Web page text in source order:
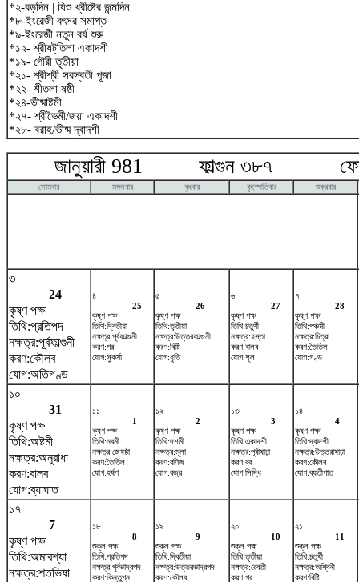
*২-বড়দিন | যিশু খ্রীষ্টের জন্মদিন
*৮-ইংরেজী বৎসর সমাপ্ত
*৯-ইংরেজী নতুন বর্ষ শুরু
*১২- শ্রীষট্‌তিলা একাদশী
*১৯- গৌরী তৃতীয়া
*২১- শ্রীশ্রী সরস্বতী পূজা
*২২- শীতলা ষষ্ঠী
*২৪-ভীষ্মাষ্টমী
*২৭- শ্রীভৈমী/জয়া একাদশী
*২৮- বরাহ/ভীষ্ম দ্বাদশী
জানুয়ারী 981 ফাল্গুন ৩৮৭
সোমবার মঙ্গলবার বুধবার বৃহস্পতিবার শুক্রবার
৩
24
কৃষ্ণ পক্ষ
তিথি:প্রতিপদ
নক্ষত্র:পূর্বফাল্গুনী
করণ:কৌলব
যোগ:অতিগণ্ড
৪
25
কৃষ্ণ পক্ষ
তিথি:দ্বিতীয়া
নক্ষত্র:পূর্বফাল্গুনী
করণ:গর
যোগ:সুকর্মা
৫
26
কৃষ্ণ পক্ষ
তিথি:তৃতীয়া
নক্ষত্র:উত্তরফাল্গুনী
করণ:বিষ্টি
যোগ:ধৃতি
৬
27
কৃষ্ণ পক্ষ
তিথি:চতুর্থী
নক্ষত্র:হস্তা
করণ:বালব
যোগ:শূল
৭
28
কৃষ্ণ পক্ষ
তিথি:পঞ্চমী
নক্ষত্র:চিত্রা
করণ:তৈতিল
যোগ:গণ্ড
১০
31
কৃষ্ণ পক্ষ
তিথি:অষ্টমী
নক্ষত্র:অনুরাধা
করণ:বালব
যোগ:ব্যাঘাত
১১
1
কৃষ্ণ পক্ষ
তিথি:নবমী
নক্ষত্র:জ্যেষ্ঠা
করণ:তৈতিল
যোগ:হর্ষণ
১২
2
কৃষ্ণ পক্ষ
তিথি:দশমী
নক্ষত্র:মূলা
করণ:বণিজ
যোগ:বজ্র
১৩
3
কৃষ্ণ পক্ষ
তিথি:একাদশী
নক্ষত্র:পূর্বাষাঢ়া
করণ:বব
যোগ:সিদ্ধি
১৪
4
কৃষ্ণ পক্ষ
তিথি:দ্বাদশী
নক্ষত্র:উত্তরাষাঢ়া
করণ:কৌলব
যোগ:ব্যতীপাত
১৭
7
কৃষ্ণ পক্ষ
তিথি:অমাবশ্যা
নক্ষত্র:শতভিষ‌া
১৮
8
শুক্ল পক্ষ
তিথি:প্রতিপদ
নক্ষত্র:পূর্বভাদ্রপদ
করণ:কিন্তুগ্ন
১৯
9
শুক্ল পক্ষ
তিথি:দ্বিতীয়া
নক্ষত্র:উত্তরভাদ্রপদ
করণ:কৌলব
২০
10
শুক্ল পক্ষ
তিথি:তৃতীয়া
নক্ষত্র:রেবতী
করণ:গর
২১
11
শুক্ল পক্ষ
তিথি:চতুর্থী
নক্ষত্র:অশ্বিনী
করণ:বিষ্টি